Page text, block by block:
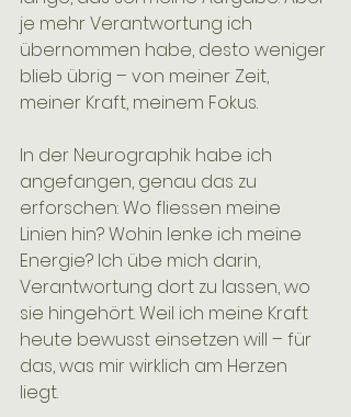
je mehr Verantwortung ich
übernommen habe, desto weniger
blieb übrig – von meiner Zeit,
meiner Kraft, meinem Fokus.
In der Neurographik habe ich
angefangen, genau das zu
erforschen: Wo fliessen meine
Linien hin? Wohin lenke ich meine
Energie? Ich übe mich darin,
Verantwortung dort zu lassen, wo
sie hingehört. Weil ich meine Kraft
heute bewusst einsetzen will – für
das, was mir wirklich am Herzen
liegt.